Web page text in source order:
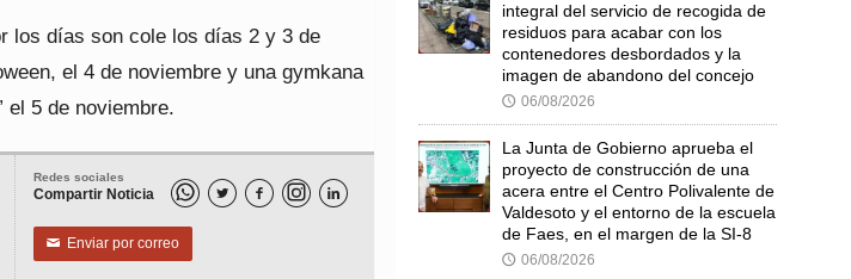
los días son cole los días 2 y 3 de
el 4 de noviembre y una gymkana
el 5 de noviembre.
Redes sociales
Compartir Noticia   
✉ Enviar por correo
integral del servicio de recogida de
residuos para acabar con los
contenedores desbordados y la
imagen de abandono del concejo
🕔 06/08/2026
La Junta de Gobierno aprueba el
proyecto de construcción de una
acera entre el Centro Polivalente de
Valdesoto y el entorno de la escuela
de Faes, en el margen de la SI-8
🕔 06/08/2026